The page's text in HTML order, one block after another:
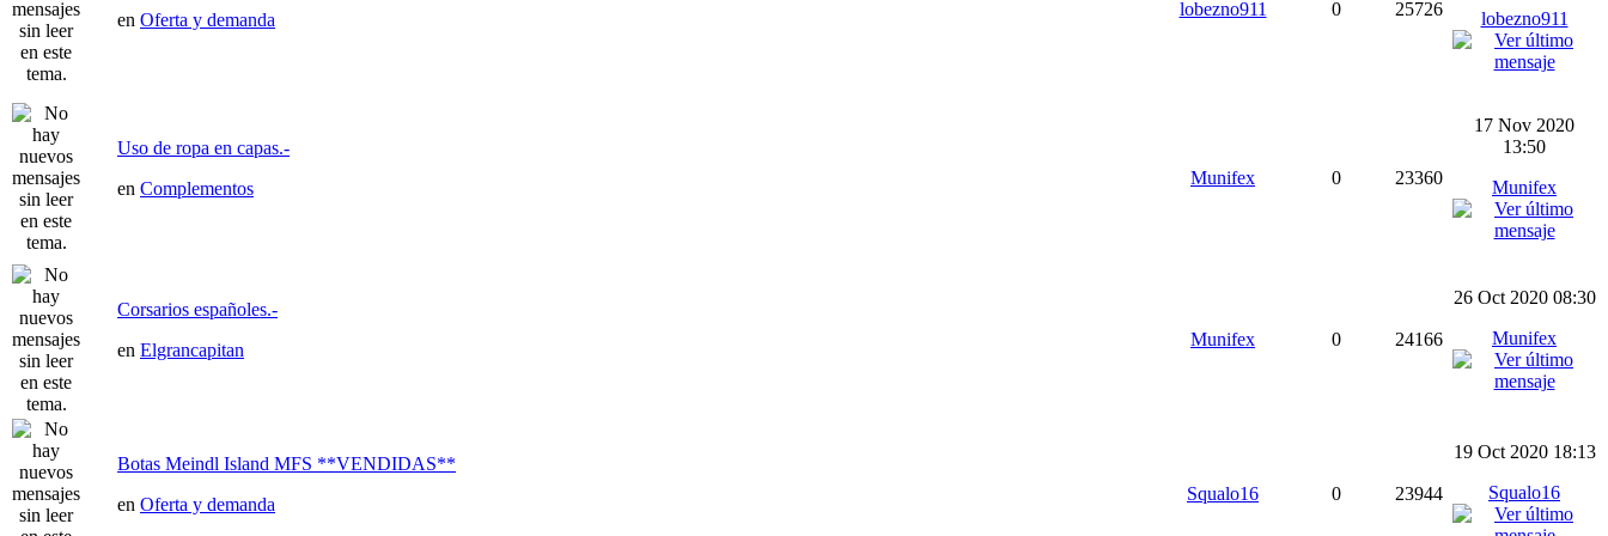
en Oferta y demanda
lobezno911 0 25726 lobezno911
Uso de ropa en capas.-
en Complementos
Munifex 0 23360
17 Nov 2020
13:50
Munifex
Corsarios españoles.-
en Elgrancapitan
Munifex 0 24166
26 Oct 2020 08:30
Munifex
Botas Meindl Island MFS **VENDIDAS**
en Oferta y demanda
Squalo16 0 23944
19 Oct 2020 18:13
Squalo16